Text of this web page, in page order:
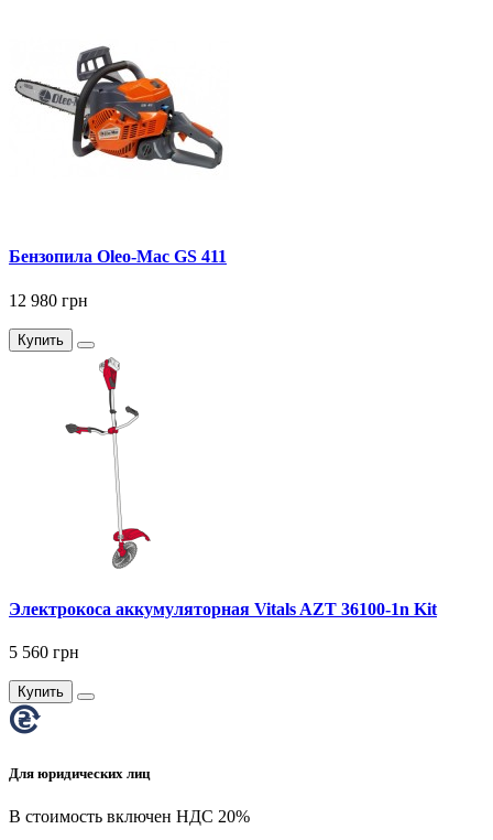
Бензопила Oleo-Mac GS 411
12 980 грн
Купить
Электрокоса аккумуляторная Vitals AZT 36100-1n Kit
5 560 грн
Купить
Для юридических лиц
В стоимость включен НДС 20%